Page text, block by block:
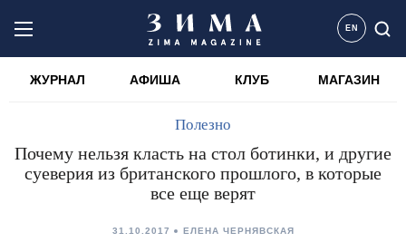
EN
ЖУРНАЛ АФИША КЛУБ МАГАЗИН
Полезно
Почему нельзя класть на стол ботинки, и другие
суеверия из британского прошлого, в которые
все еще верят
31.10.2017 ЕЛЕНА ЧЕРНЯВСКАЯ